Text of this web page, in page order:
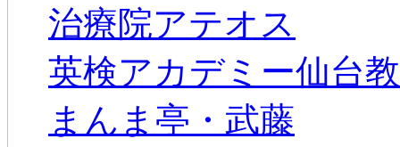
治療院アテオス
英検アカデミー仙台
まんま亭・武藤